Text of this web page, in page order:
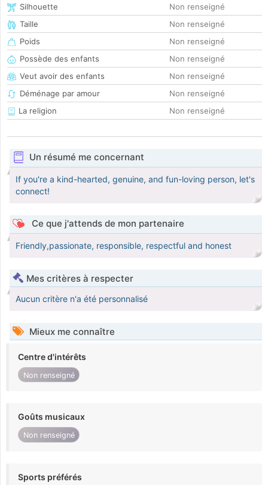
Silhouette
Non renseigné
Taille
Non renseigné
Poids
Non renseigné
Possède des enfants
Non renseigné
Veut avoir des enfants
Non renseigné
Déménage par amour
Non renseigné
La religion
Non renseigné
Un résumé me concernant
If you're a kind-hearted, genuine, and fun-loving person, let's
connect!
Ce que j'attends de mon partenaire
Friendly,passionate, responsible, respectful and honest
Mes critères à respecter
Aucun critère n'a été personnalisé
Mieux me connaître
Centre d'intérêts
Non renseigné
Goûts musicaux
Non renseigné
Sports préférés